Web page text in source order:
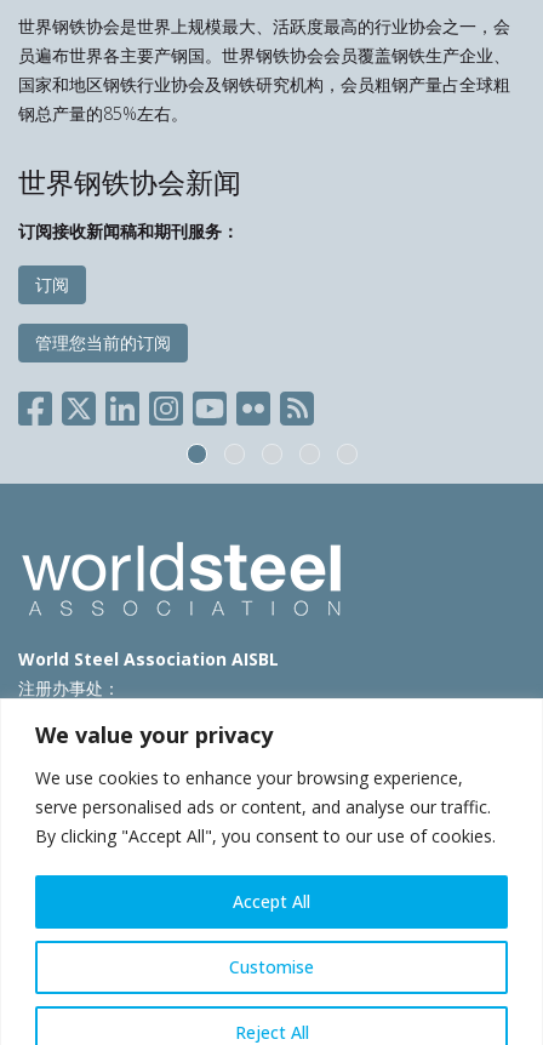
We value your privacy
We use cookies to enhance your browsing experience,
serve personalised ads or content, and analyse our traffic.
By clicking "Accept All", you consent to our use of cookies.
Customise
Reject All
Accept All
世界钢铁协会是世界上规模最大、活跃度最高的行业协会之一，会
员遍布世界各主要产钢国。世界钢铁协会会员覆盖钢铁生产企业、
国家和地区钢铁行业协会及钢铁研究机构，会员粗钢产量占全球粗
钢总产量的85%左右。
世界钢铁协会新闻
订阅接收新闻稿和期刊服务：
订阅
管理您当前的订阅
World Steel Association AISBL
注册办事处：
T: +32 2 702 89 00 – E:steel@worldsteel.org
北京市朝阳区霄云路40号院国航世纪大厦1号楼3层3F
E:china@worldsteel.org
使用条款|隐私政策
|网站地图|VAT Number BE 0406.597.373
steeluniversity.org